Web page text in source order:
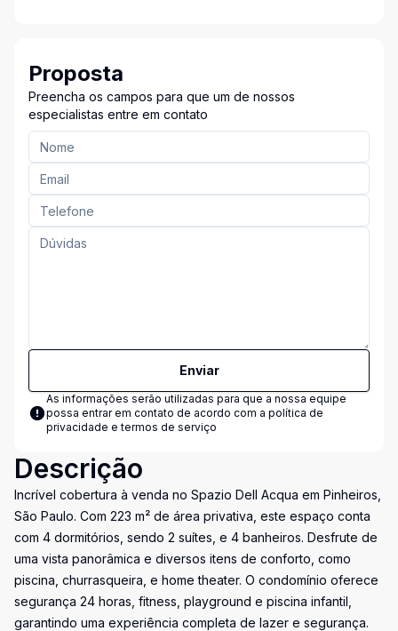
Proposta
Preencha os campos para que um de nossos
especialistas entre em contato
Enviar
As informações serão utilizadas para que a nossa equipe
possa entrar em contato de acordo com a política de
privacidade e termos de serviço
Descrição
Incrível cobertura à venda no Spazio Dell Acqua em Pinheiros,
São Paulo. Com 223 m² de área privativa, este espaço conta
com 4 dormitórios, sendo 2 suítes, e 4 banheiros. Desfrute de
uma vista panorâmica e diversos itens de conforto, como
piscina, churrasqueira, e home theater. O condomínio oferece
segurança 24 horas, fitness, playground e piscina infantil,
garantindo uma experiência completa de lazer e segurança.